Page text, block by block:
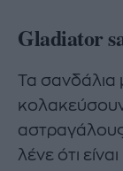
Gladiator
Τα σανδάλια
λένε ότι